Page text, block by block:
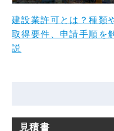
建設業許可とは？種類
取得要件、申請手順を
説
見積書